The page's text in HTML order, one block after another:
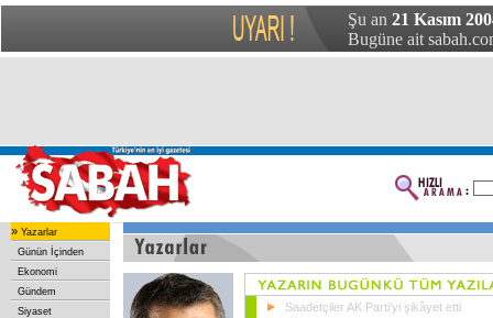
Şu an 21 Kasım
Bugüne ait
» Yazarlar
Günün İçinden
Ekonomi
Gündem
Siyaset
Saadetçiler AK Parti'yi şikâyet etti